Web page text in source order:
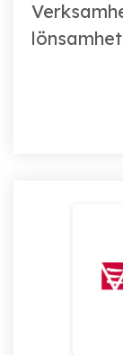
lönsamhet